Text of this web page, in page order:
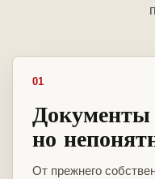
01
Документы
но
От прежнего